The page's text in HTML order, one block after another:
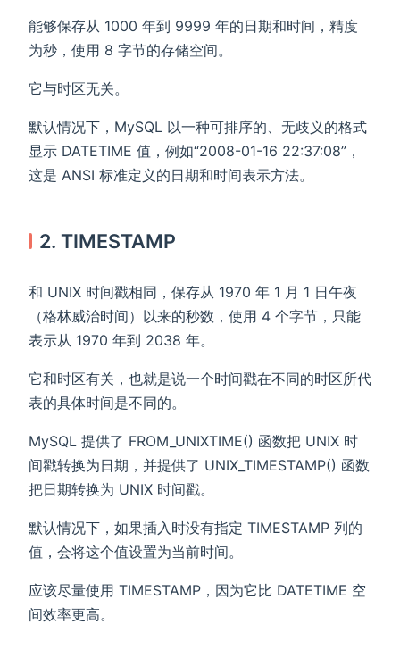
能够保存从 1000 年到 9999 年的日期和时间，精度
为秒，使用 8 字节的存储空间。
它与时区无关。
默认情况下，MySQL 以一种可排序的、无歧义的格式
显示 DATETIME 值，例如“2008-01-16 22:37:08”，
这是 ANSI 标准定义的日期和时间表示方法。
2. TIMESTAMP
和 UNIX 时间戳相同，保存从 1970 年 1 月 1 日午夜
（格林威治时间）以来的秒数，使用 4 个字节，只能
表示从 1970 年到 2038 年。
它和时区有关，也就是说一个时间戳在不同的时区所代
表的具体时间是不同的。
MySQL 提供了 FROM_UNIXTIME() 函数把 UNIX 时
间戳转换为日期，并提供了 UNIX_TIMESTAMP() 函数
把日期转换为 UNIX 时间戳。
默认情况下，如果插入时没有指定 TIMESTAMP 列的
值，会将这个值设置为当前时间。
应该尽量使用 TIMESTAMP，因为它比 DATETIME 空
间效率更高。